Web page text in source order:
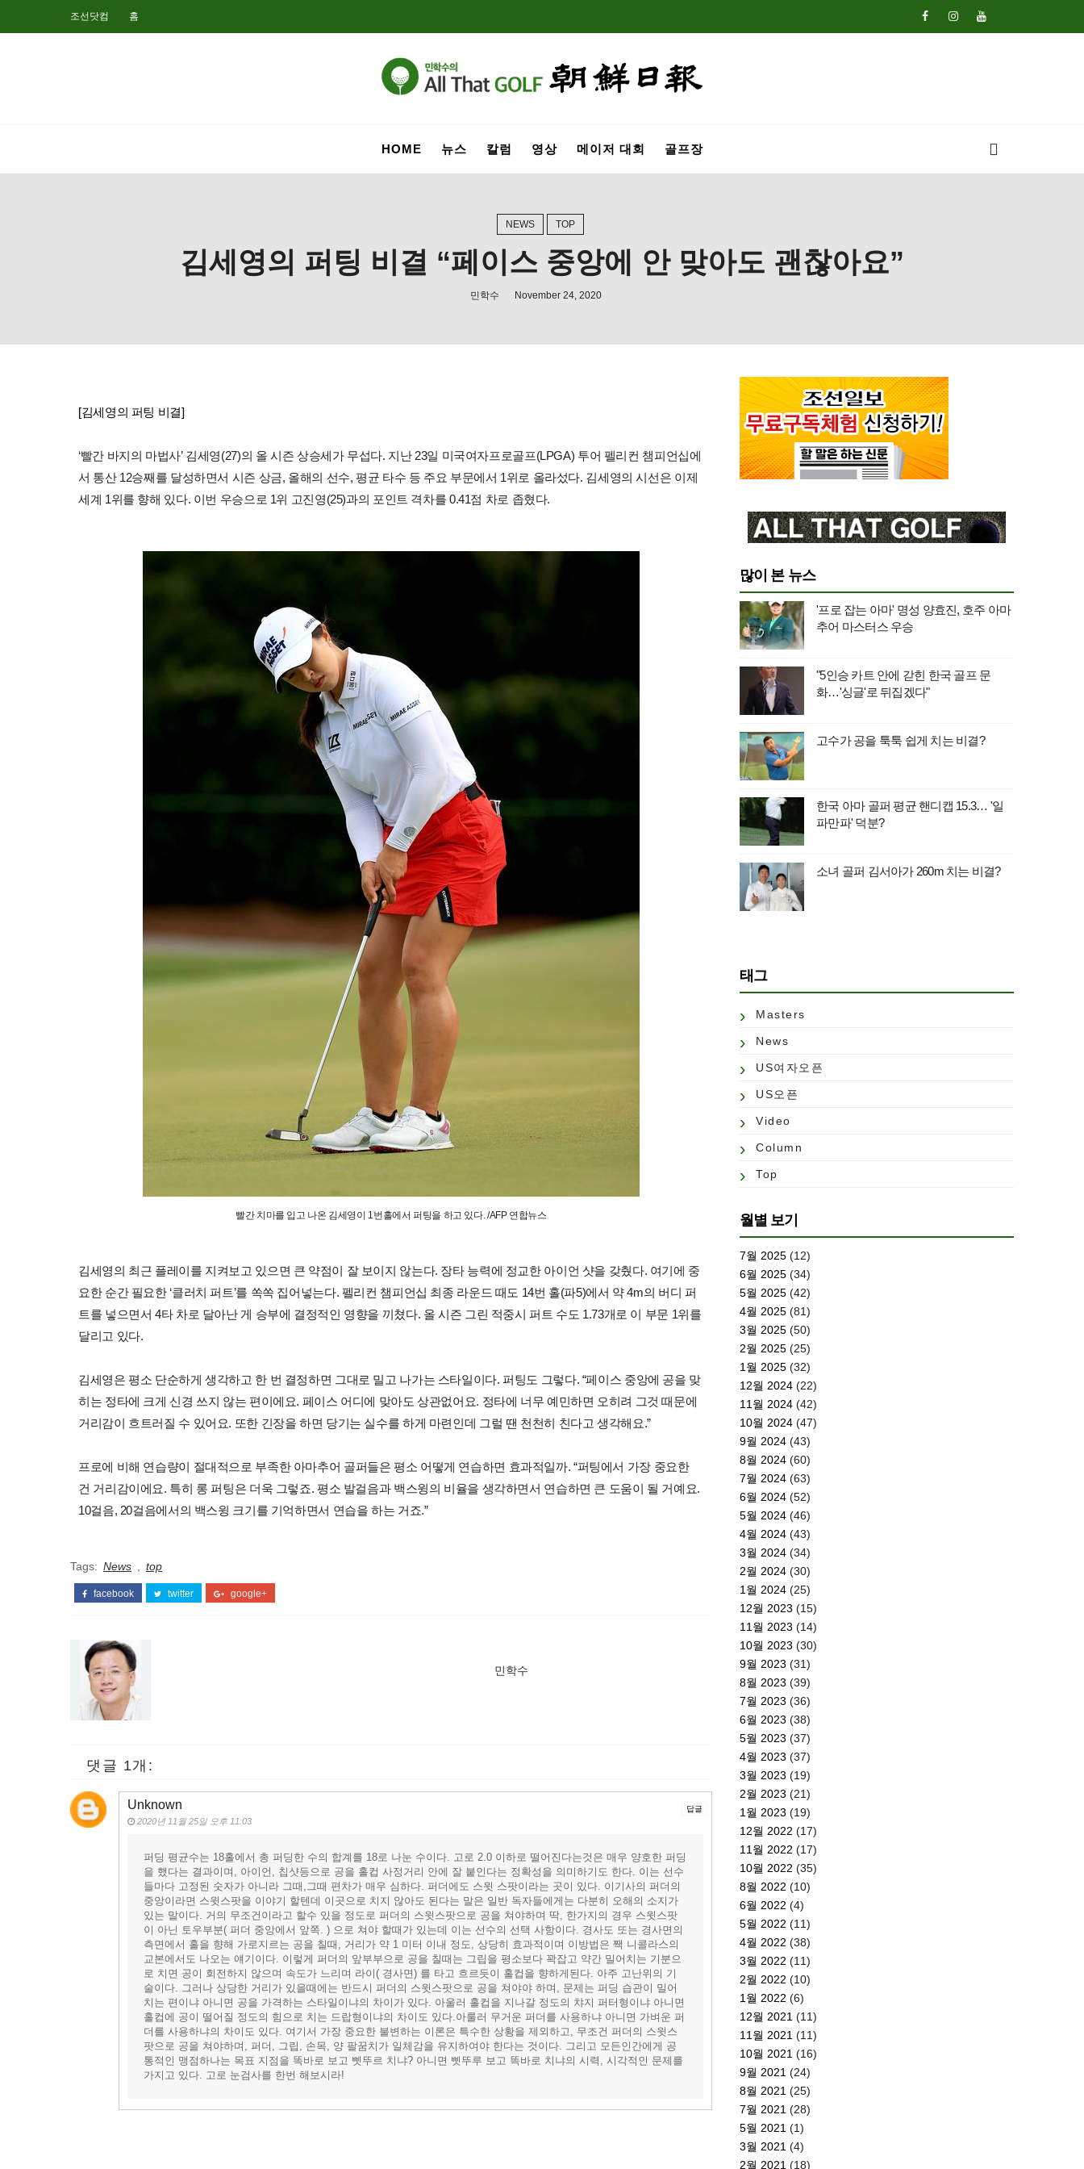
조선닷컴 홈
HOME 뉴스 칼럼 영상 메이저 대회 골프장
NEWS TOP
김세영의 퍼팅 비결 “페이스 중앙에 안 맞아도 괜찮아요”
민학수 November 24, 2020
[김세영의 퍼팅 비결]
‘빨간 바지의 마법사’ 김세영(27)의 올 시즌 상승세가 무섭다. 지난 23일 미국여자프로골프(LPGA) 투어 펠리컨 챔피언십에
서 통산 12승째를 달성하면서 시즌 상금, 올해의 선수, 평균 타수 등 주요 부문에서 1위로 올라섰다. 김세영의 시선은 이제
세계 1위를 향해 있다. 이번 우승으로 1위 고진영(25)과의 포인트 격차를 0.41점 차로 좁혔다.
빨간 치마를 입고 나온 김세영이 1번홀에서 퍼팅을 하고 있다. /AFP 연합뉴스
김세영의 최근 플레이를 지켜보고 있으면 큰 약점이 잘 보이지 않는다. 장타 능력에 정교한 아이언 샷을 갖췄다. 여기에 중
요한 순간 필요한 ‘클러치 퍼트’를 쏙쏙 집어넣는다. 펠리컨 챔피언십 최종 라운드 때도 14번 홀(파5)에서 약 4m의 버디 퍼
트를 넣으면서 4타 차로 달아난 게 승부에 결정적인 영향을 끼쳤다. 올 시즌 그린 적중시 퍼트 수도 1.73개로 이 부문 1위를
달리고 있다.
김세영은 평소 단순하게 생각하고 한 번 결정하면 그대로 밀고 나가는 스타일이다. 퍼팅도 그렇다. “페이스 중앙에 공을 맞
히는 정타에 크게 신경 쓰지 않는 편이에요. 페이스 어디에 맞아도 상관없어요. 정타에 너무 예민하면 오히려 그것 때문에
거리감이 흐트러질 수 있어요. 또한 긴장을 하면 당기는 실수를 하게 마련인데 그럴 땐 천천히 친다고 생각해요.”
프로에 비해 연습량이 절대적으로 부족한 아마추어 골퍼들은 평소 어떻게 연습하면 효과적일까. “퍼팅에서 가장 중요한
건 거리감이에요. 특히 롱 퍼팅은 더욱 그렇죠. 평소 발걸음과 백스윙의 비율을 생각하면서 연습하면 큰 도움이 될 거예요.
10걸음, 20걸음에서의 백스윙 크기를 기억하면서 연습을 하는 거죠.”
Tags: News top
facebook twitter google+
민학수
댓글 1개:
Unknown
2020년 11월 25일 오후 11:03
퍼딩 평균수는 18홀에서 총 퍼딩한 수의 합계를 18로 나눈 수이다. 고로 2.0 이하로 떨어진다는것은 매우 양호한 퍼딩
을 했다는 결과이며, 아이언, 칩샷등으로 공을 홀컵 사정거리 안에 잘 붙인다는 정확성을 의미하기도 한다. 이는 선수
들마다 고정된 숫자가 아니라 그때,그때 편차가 매우 심하다. 퍼더에도 스윗 스팟이라는 곳이 있다. 이기사의 퍼더의
중앙이라면 스윗스팟을 이야기 할텐데 이곳으로 치지 않아도 된다는 말은 일반 독자들에게는 다분히 오해의 소지가
있는 말이다. 거의 무조건이라고 할수 있을 정도로 퍼더의 스윗스팟으로 공을 쳐야하며 딱, 한가지의 경우 스윗스팟
이 아닌 토우부분( 퍼더 중앙에서 앞쪽. ) 으로 쳐야 할때가 있는데 이는 선수의 선택 사항이다. 경사도 또는 경사면의
측면에서 홀을 향해 가로지르는 공을 칠때, 거리가 약 1 미터 이내 정도, 상당히 효과적이며 이방법은 짹 니콜라스의
교본에서도 나오는 얘기이다. 이렇게 퍼더의 앞부부으로 공을 칠때는 그립을 평소보다 꽉잡고 약간 밀어치는 기분으
로 치면 공이 회전하지 않으며 속도가 느리며 라이( 경사면) 를 타고 흐르듯이 홀컵을 향하게된다. 아주 고난위의 기
술이다. 그러나 상당한 거리가 있을때에는 반드시 퍼더의 스윗스팟으로 공을 쳐야야 하며, 문제는 퍼딩 습관이 밀어
치는 편이냐 아니면 공을 가격하는 스타일이냐의 차이가 있다. 아울러 홀컵을 지나갈 정도의 챠지 퍼터형이냐 아니면
홀컵에 공이 떨어질 정도의 힘으로 치는 드랍형이냐의 차이도 있다.아룰러 무거운 퍼더를 사용하냐 아니면 가벼운 퍼
더를 사용하냐의 차이도 있다. 여기서 가장 중요한 불변하는 이론은 특수한 상황을 제외하고, 무조건 퍼더의 스윗스
팟으로 공을 쳐야하며, 퍼더, 그립, 손목, 양 팔꿈치가 일체감을 유지하여야 한다는 것이다. 그리고 모든인간에게 공
통적인 맹점하나는 목표 지점을 똑바로 보고 삣뚜르 치냐? 아니면 삣뚜루 보고 똑바로 치냐의 시력, 시각적인 문제를
가지고 있다. 고로 눈검사를 한번 해보시라!
답글
많이 본 뉴스
'프로 잡는 아마' 명성 양효진, 호주 아마
추어 마스터스 우승
"5인승 카트 안에 갇힌 한국 골프 문
화…'싱글'로 뒤집겠다"
고수가 공을 툭툭 쉽게 치는 비결?
한국 아마 골퍼 평균 핸디캡 15.3… '일
파만파' 덕분?
소녀 골퍼 김서아가 260m 치는 비결?
태그
Masters
News
US여자오픈
US오픈
Video
Column
Top
월별 보기
7월 2025 (12)
6월 2025 (34)
5월 2025 (42)
4월 2025 (81)
3월 2025 (50)
2월 2025 (25)
1월 2025 (32)
12월 2024 (22)
11월 2024 (42)
10월 2024 (47)
9월 2024 (43)
8월 2024 (60)
7월 2024 (63)
6월 2024 (52)
5월 2024 (46)
4월 2024 (43)
3월 2024 (34)
2월 2024 (30)
1월 2024 (25)
12월 2023 (15)
11월 2023 (14)
10월 2023 (30)
9월 2023 (31)
8월 2023 (39)
7월 2023 (36)
6월 2023 (38)
5월 2023 (37)
4월 2023 (37)
3월 2023 (19)
2월 2023 (21)
1월 2023 (19)
12월 2022 (17)
11월 2022 (17)
10월 2022 (35)
8월 2022 (10)
6월 2022 (4)
5월 2022 (11)
4월 2022 (38)
3월 2022 (11)
2월 2022 (10)
1월 2022 (6)
12월 2021 (11)
11월 2021 (11)
10월 2021 (16)
9월 2021 (24)
8월 2021 (25)
7월 2021 (28)
5월 2021 (1)
3월 2021 (4)
2월 2021 (18)